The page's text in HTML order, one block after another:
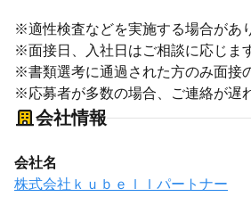
※適性検査などを実施する場合があ
※面接日、入社日はご相談に応じま
※書類選考に通過された方のみ面接
※応募者が多数の場合、ご連絡が遅
会社情報
会社名
株式会社ｋｕｂｅｌｌパートナー